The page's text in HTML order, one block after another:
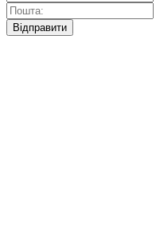
Відправити